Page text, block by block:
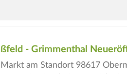
- Grimmenthal
am Standort 98617